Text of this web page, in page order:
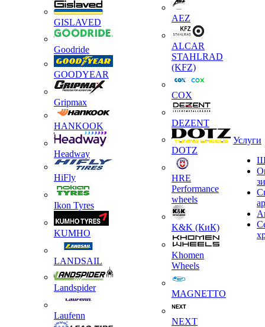
GISLAVED
Goodride
GOODYEAR
Gripmax
HANKOOK
Headway
HiFly
Ikon Tyres
KUMHO
LANDSAIL
Landspider
Laufenn
AEZ
ALCAR
STAHLRAD
(KFZ)
COX
DEZENT
DOTZ
HRE
Performance
wheels
K&K (КиК)
Khomen
Wheels
MAGNETTO
NEXT
Услуги